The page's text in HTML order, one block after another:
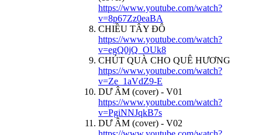
https://www.youtube.com/watch?
v=8p67Zz0eaBA
CHIỀU TÂY ĐÔ
https://www.youtube.com/watch?
v=egQ0jQ_OUk8
CHÚT QUÀ CHO QUÊ HƯƠNG
https://www.youtube.com/watch?
v=Ze_1aVdZ9-E
DƯ ÂM (cover) - V01
https://www.youtube.com/watch?
v=PgiNNJqkB7s
DƯ ÂM (cover) - V02